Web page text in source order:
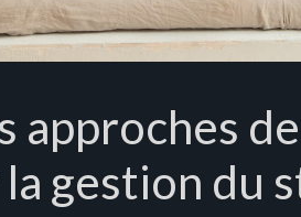
approches
gestion du